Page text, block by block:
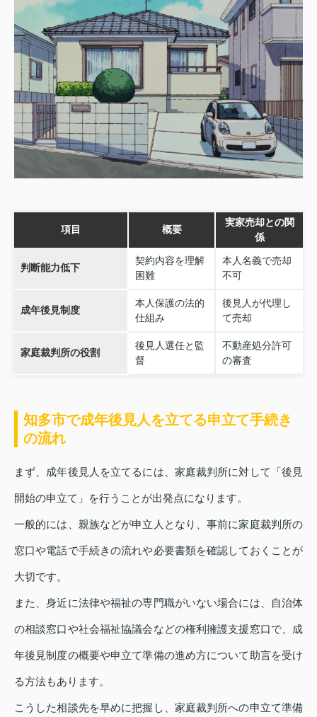
項目 概要
実家売却との関
係
判断能力低下
契約内容を理解
困難
本人名義で売却
不可
成年後見制度
本人保護の法的
仕組み
後見人が代理し
て売却
家庭裁判所の役割
後見人選任と監
督
不動産処分許可
の審査
知多市で成年後見人を立てる申立て手続き
の流れ
まず、成年後見人を立てるには、家庭裁判所に対して「後見
開始の申立て」を行うことが出発点になります。
一般的には、親族などが申立人となり、事前に家庭裁判所の
窓口や電話で手続きの流れや必要書類を確認しておくことが
大切です。
また、身近に法律や福祉の専門職がいない場合には、自治体
の相談窓口や社会福祉協議会などの権利擁護支援窓口で、成
年後見制度の概要や申立て準備の進め方について助言を受け
る方法もあります。
こうした相談先を早めに把握し、家庭裁判所への申立て準備